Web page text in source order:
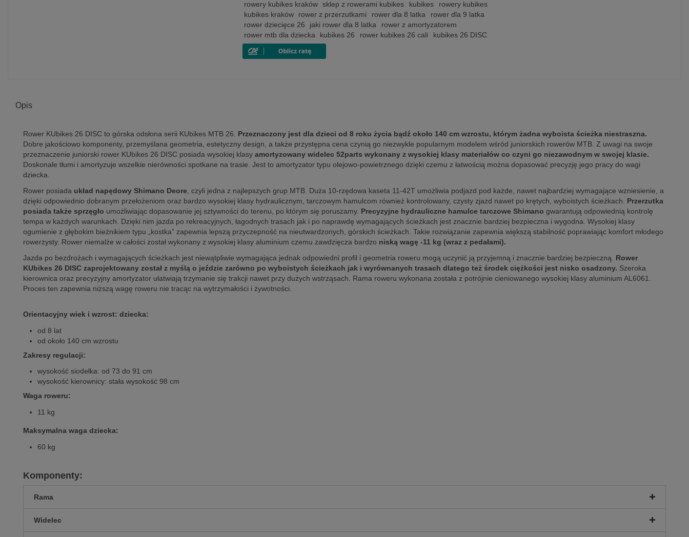
rowery kubikes kraków sklep z rowerami kubikes kubikes
rowery kubikes
kubikes kraków
rower z przerzutkami rower dla 8 latka
rower dla 9 latka
rower dziecięce 26
jaki rower dla 8 latka
rower z amortyzatorem
rower mtb dla dziecka
kubikes 26 rower kubikes 26 cali kubikes 26 DISC
Opis
Rower KUbikes 26 DISC to górska odsłona serii KUbikes MTB 26. Przeznaczony jest dla dzieci od 8 roku życia bądź około 140 cm wzrostu, którym żadna wyboista ścieżka niestraszna.
Dobre jakościowo komponenty, przemyślana geometria, estetyczny design, a także przystępna cena czynią go niezwykle popularnym modelem wśród juniorskich rowerów MTB. Z uwagi na swoje
przeznaczenie juniorski rower KUbikes 26 DISC posiada wysokiej klasy amortyzowany widelec 52parts wykonany z wysokiej klasy materiałów co czyni go niezawodnym w swojej klasie.
Doskonale tłumi i amortyzuje wszelkie nierówności spotkane na trasie. Jest to amortyzator typu olejowo-powietrznego dzięki czemu z łatwością można dopasować precyzję jego pracy do wagi
dziecka.
Rower posiada układ napędowy Shimano Deore , czyli jedna z najlepszych grup MTB. Duża 10-rzędowa kaseta 11-42T umożliwia podjazd pod każde, nawet najbardziej wymagające wzniesienie, a
dzięki odpowiednio dobranym przełożeniom oraz bardzo wysokiej klasy hydraulicznym, tarczowym hamulcom również kontrolowany, czysty zjazd nawet po krętych, wyboistych ścieżkach. Przerzutka
posiada także sprzęgło umożliwiając dopasowanie jej sztywności do terenu, po którym się poruszamy. Precyzyjne hydrauliczne hamulce tarczowe Shimano gwarantują odpowiednią kontrolę
tempa w każdych warunkach. Dzięki nim jazda po rekreacyjnych, łagodnych trasach jak i po naprawdę wymagających ścieżkach jest znacznie bardziej bezpieczna i wygodna. Wysokiej klasy
ogumienie z głębokim bieżnikiem typu „kostka” zapewnia lepszą przyczepność na nieutwardzonych, górskich ścieżkach. Takie rozwiązanie zapewnia większą stabilność poprawiając komfort młodego
rowerzysty. Rower niemalże w całości został wykonany z wysokiej klasy aluminium czemu zawdzięcza bardzo niską wagę -11 kg (wraz z pedałami).
Jazda po bezdrożach i wymagających ścieżkach jest niewątpliwie wymagająca jednak odpowiedni profil i geometria roweru mogą uczynić ją przyjemną i znacznie bardziej bezpieczną. Rower
KUbikes 26 DISC zaprojektowany został z myślą o jeździe zarówno po wyboistych ścieżkach jak i wyrównanych trasach dlatego też środek ciężkości jest nisko osadzony. Szeroka
kierownica oraz precyzyjny amortyzator ułatwiają trzymanie się trakcji nawet przy dużych wstrząsach. Rama roweru wykonana została z potrójnie cieniowanego wysokiej klasy aluminium AL6061.
Proces ten zapewnia niższą wagę roweru nie tracąc na wytrzymałości i żywotności.
Orientacyjny wiek i wzrost: dziecka:
od 8 lat
od około 140 cm wzrostu
Zakresy regulacji:
wysokość siodełka: od 73 do 91 cm
wysokość kierownicy: stała wysokość 98 cm
Waga roweru:
11 kg
Maksymalna waga dziecka:
60 kg
Komponenty:
Rama
Widelec